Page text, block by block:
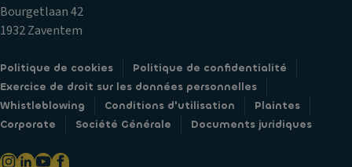
Bourgetlaan 42
1932 Zaventem
Politique de cookies
Politique de confidentialité
Exercice de droit sur les données personnelles
Whistleblowing
Conditions d'utilisation
Plaintes
Corporate
Société Générale Documents juridiques